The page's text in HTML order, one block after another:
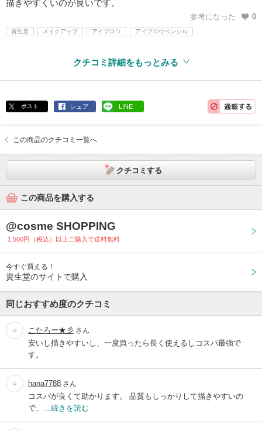
描きやすくいのが良いです。
参考になった 0
資生堂 メイクアップ アイブロウ アイブロウペンシル
クチコミ詳細をもっとみる
ポスト シェア LINE
この商品のクチコミ一覧へ
クチコミする
この商品を購入する
@cosme SHOPPING
1,500円（税込）以上ご購入で送料無料
今すぐ買える！
資生堂のサイトで購入
同じおすすめ度のクチコミ
こたろー★彡 さん
安いし描きやすいし、一度買ったら長く使えるしコスパ最強で
す。
hana7788 さん
コスパが良くて助かります。 品質もしっかりして描きやすいの
で、… 続きを読む